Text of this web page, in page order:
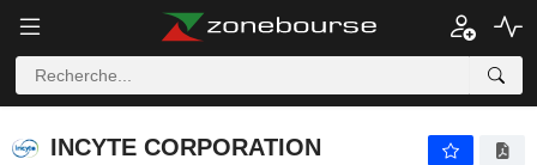
INCYTE CORPORATION
INCYTE CORPORATION